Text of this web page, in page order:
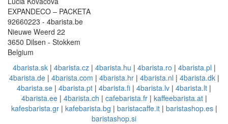
EXPANDECO – PACKETA
92660223 - 4barista.be
Nieuwe Weerd 22
3650 Dilsen - Stokkem
Belgium
4barista.sk| 4barista.cz| 4barista.hu | 4barista.ro | 4barista.pl |
4barista.de| 4barista.com | 4barista.hr| 4barista.nl | 4barista.dk|
4barista.se | 4barista.pt | 4barista.fi | 4barista.lv | 4barista.lt |
4barista.ee| 4barista.ch | cafebarista.fr| kaffeebarista.at|
kafesbarista.gr| kafebarista.bg | baristacaffe.it| baristashop.es|
baristashop.si